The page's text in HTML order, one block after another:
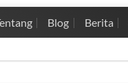
Blog Berita